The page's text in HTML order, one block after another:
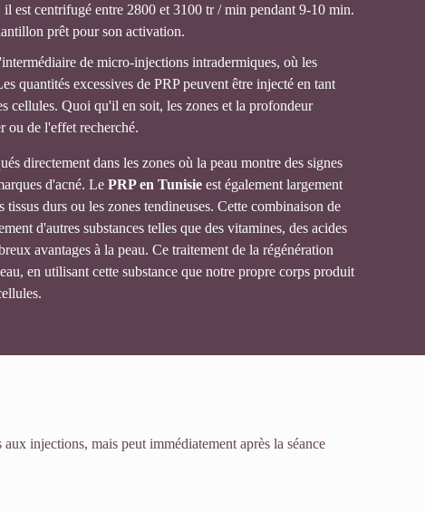
est centrifugé entre 2800 et 3100 tr / min pendant 9-10 min.
prêt pour son activation.
de micro-injections intradermiques, où les
quantités excessives de PRP peuvent être injecté en tant
cellules. Quoi qu'il en soit, les zones et la profondeur
ou de l'effet recherché.
directement dans les zones où la peau montre des signes
d'acné. LePRP en Tunisie est également largement
durs ou les zones tendineuses. Cette combinaison de
d'autres substances telles que des vitamines, des acides
avantages à la peau. Ce traitement de la régénération
en utilisant cette substance que notre propre corps produit
injections, mais peut immédiatement après la séance